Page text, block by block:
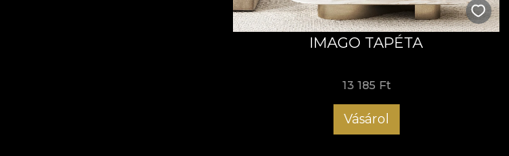
IMAGO TAPÉTA
13 185 Ft
Vásárol